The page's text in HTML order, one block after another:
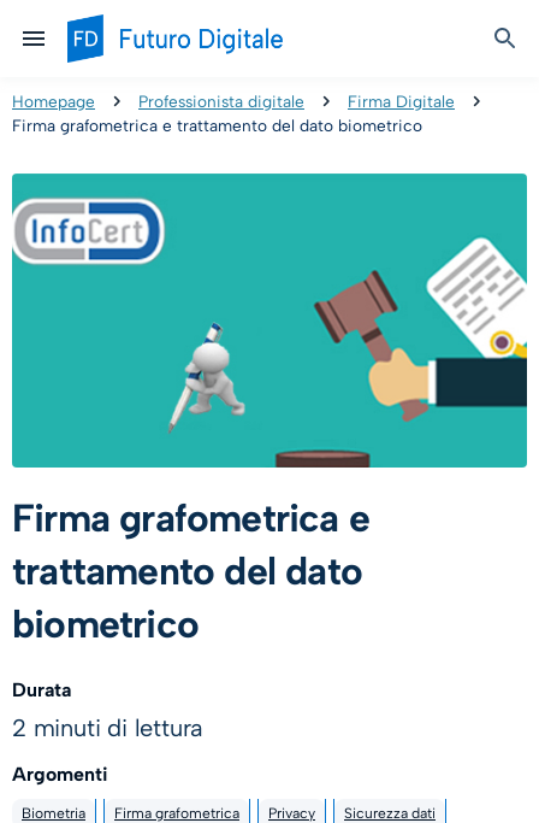
Homepage Professionista digitale
Firma Digitale
Firma grafometrica e trattamento del dato biometrico
Firma grafometrica e
trattamento del dato
biometrico
Durata
2 minuti di lettura
Argomenti
Biometria Firma grafometrica Privacy Sicurezza dati